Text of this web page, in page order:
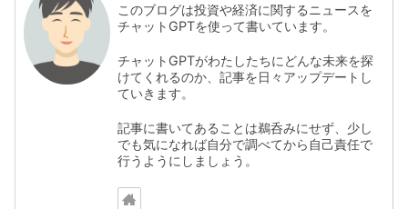
このブログは投資や経済に関するニュースを
チャットGPTを使って書いています。
チャットGPTがわたしたちにどんな未来を探
けてくれるのか、記事を日々アップデートし
ていきます。
記事に書いてあることは鵜呑みにせず、少し
でも気になれば自分で調べてから自己責任で
行うようにしましょう。